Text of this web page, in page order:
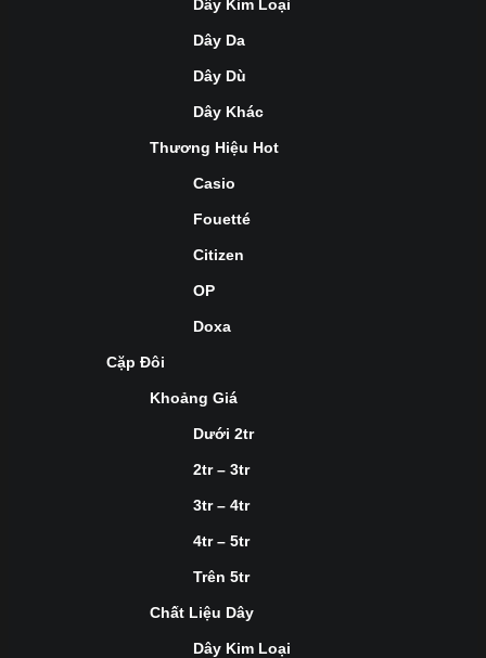
Dây Kim Loại
Dây Da
Dây Dù
Dây Khác
Thương Hiệu Hot
Casio
Fouetté
Citizen
OP
Doxa
Cặp Đôi
Khoảng Giá
Dưới 2tr
2tr – 3tr
3tr – 4tr
4tr – 5tr
Trên 5tr
Chất Liệu Dây
Dây Kim Loại